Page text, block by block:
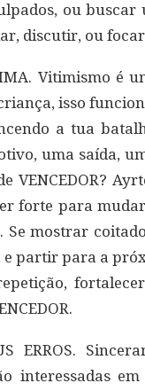
ou
discutir, ou
Vitimismo é
isso
a tua
uma saída,
VENCEDOR?
forte para
Se mostrar
partir para a
ERROS.
interessadas